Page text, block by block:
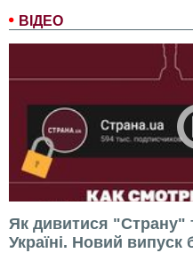
ВІДЕО
Як дивитися
Україні. Новий випуск